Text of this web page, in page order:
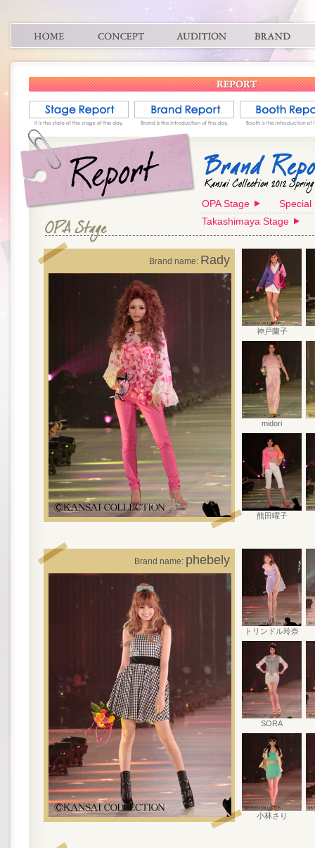
OPA Stage
Special
Takashimaya Stage
Brand name: Rady
神戸蘭子
midori
熊田曜子
Brand name: phebely
トリンドル玲奈
SORA
小林さり